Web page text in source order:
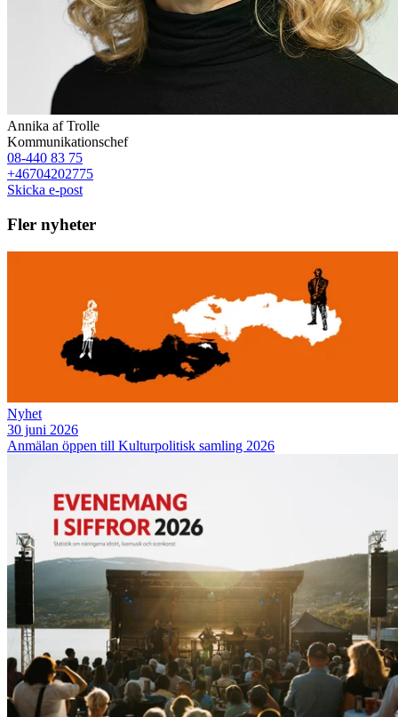
Annika af Trolle
Kommunikationschef
08-440 83 75
+46704202775
Skicka e-post
Fler nyheter
Nyhet
30 juni 2026
Anmälan öppen till Kulturpolitisk samling 2026